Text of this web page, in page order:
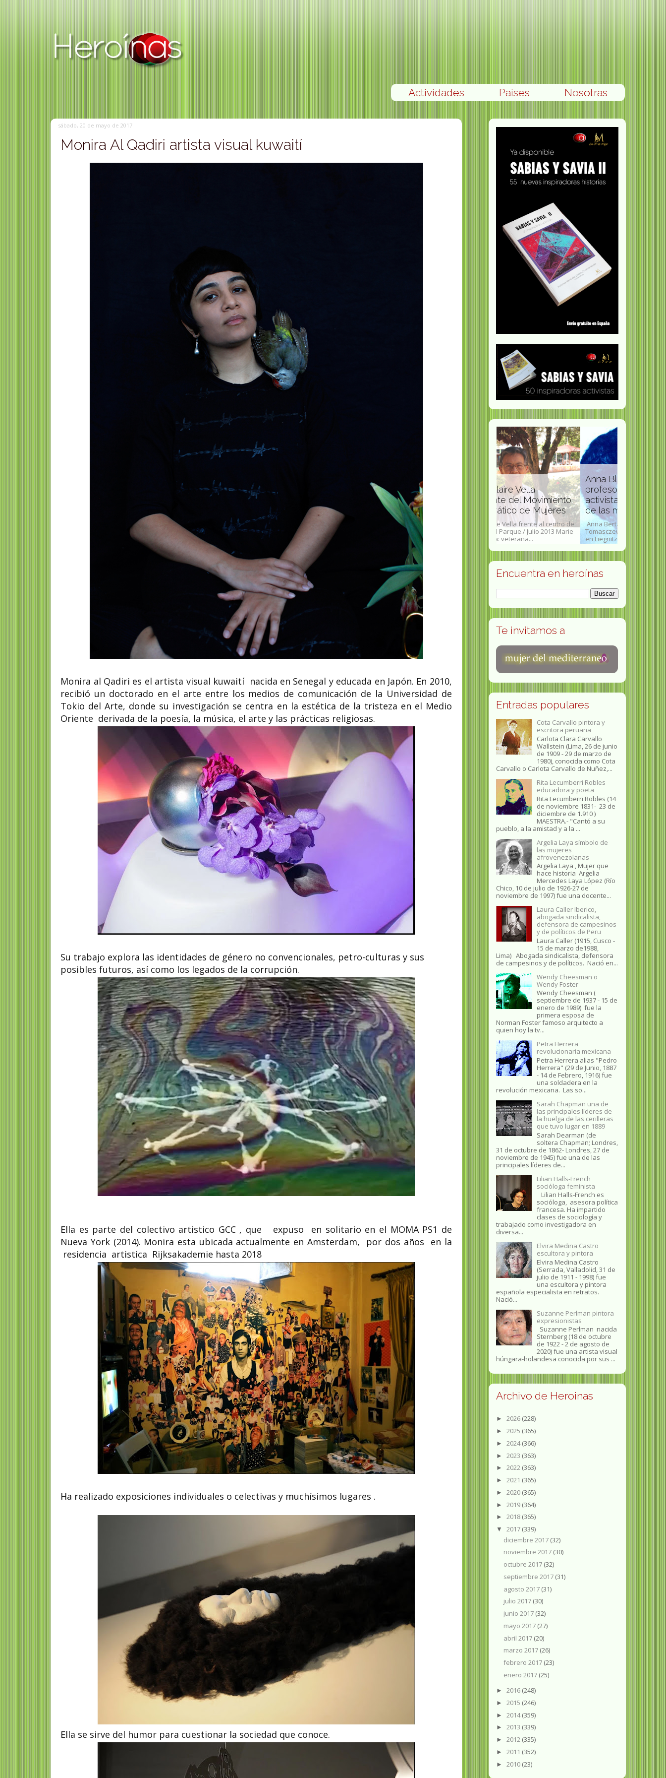
Nosotras
Paises
Actividades
sábado, 20 de mayo de 2017
Monira Al Qadiri artista visual kuwaití
Monira al Qadiri es el artista visual kuwaití nacida en Senegal y educada en Japón. En 2010,
recibió un doctorado en el arte entre los medios de comunicación de la Universidad de
Tokio del Arte, donde su investigación se centra en la estética de la tristeza en el Medio
Oriente derivada de la poesía, la música, el arte y las prácticas religiosas.
Su trabajo explora las identidades de género no convencionales, petro-culturas y sus
posibles futuros, así como los legados de la corrupción.
Ella es parte del colectivo artistico GCC , que expuso en solitario en el MOMA PS1 de
Nueva York (2014). Monira esta ubicada actualmente en Amsterdam, por dos años en la
residencia artistica Rijksakademie hasta 2018
Ha realizado exposiciones individuales o celectivas y muchísimos lugares .
Ella se sirve del humor para cuestionar la sociedad que conoce.
Léna Lazare activista
Léna Lazare es una activista
climática francesa (21 de abril de
1998), conocida por su papel...
irlandesa
Lallie Charles, nacida Charlotte
Elizabeth Martin (1869- 5 de abril de
1919) fue una...
Marie Claire Vella
integrante del Movimiento
Democrático de Mujeres
Marie Claire Vella frente al centro de
mayores El Parque./ Julio 2013 Marie
Claire Vella: veterana...
Anna Blos política,
profesora , autora y
activista por los derechos
de las mujeres
Anna Berta Antonia Blos, nacida
Tomasczewska (4 de agosto de 1866
en Liegnitz- 27 de...
Encuentra en heroínas
Te invitamos a
Entradas populares
Cota Carvallo pintora y
escritora peruana
Carlota Clara Carvallo
Wallstein (Lima, 26 de junio
de 1909 - 29 de marzo de
1980), conocida como Cota
Carvallo o Carlota Carvallo de Nuñez,...
Rita Lecumberri Robles
educadora y poeta
Rita Lecumberri Robles (14
de noviembre 1831- 23 de
diciembre de 1.910 )
MAESTRA.- "Cantó a su
pueblo, a la amistad y a la ...
Argelia Laya símbolo de
las mujeres
afrovenezolanas
Argelia Laya , Mujer que
hace historia Argelia
Mercedes Laya López (Río
Chico, 10 de julio de 1926-27 de
noviembre de 1997) fue una docente...
Laura Caller Iberico,
abogada sindicalista,
defensora de campesinos
y de políticos de Peru
Laura Caller (1915, Cusco -
15 de marzo de1988,
Lima) Abogada sindicalista, defensora
de campesinos y de políticos. Nació en...
Wendy Cheesman o
Wendy Foster
Wendy Cheesman (
septiembre de 1937 - 15 de
enero de 1989) fue la
primera esposa de
Norman Foster famoso arquitecto a
quien hoy la tv...
Petra Herrera
revolucionaria mexicana
Petra Herrera alias "Pedro
Herrera" (29 de Junio, 1887
- 14 de Febrero, 1916) fue
una soldadera en la
revolución mexicana. Las so...
Sarah Chapman una de
las principales líderes de
la huelga de las cerilleras
que tuvo lugar en 1889
Sarah Dearman (de
soltera Chapman; Londres,
31 de octubre de 1862​- Londres, 27 de
noviembre de 1945)​ fue una de las
principales líderes de...
Lilian Halls-French
socióloga feminista
Lilian Halls-French es
socióloga, asesora política
francesa. Ha impartido
clases de sociología y
trabajado como investigadora en
diversa...
Elvira Medina Castro
escultora y pintora
Elvira Medina Castro
(Serrada, Valladolid, 31 de
julio de 1911 - 1998) fue
una escultora y pintora
española especialista en retratos.
Nació...
Suzanne Perlman pintora
expresionistas
Suzanne Perlman nacida
Sternberg (18 de octubre
de 1922 - 2 de agosto de
2020) fue una artista visual
húngara-holandesa conocida por sus ...
Archivo de Heroinas
► 2026 (228)
► 2025 (365)
► 2024(366)
► 2023 (363)
► 2022 (363)
► 2021 (365)
► 2020 (365)
► 2019 (364)
► 2018 (365)
▼ 2017 (339)
diciembre 2017 (32)
noviembre 2017 (30)
octubre 2017 (32)
septiembre 2017 (31)
agosto 2017 (31)
julio 2017 (30)
junio 2017 (32)
mayo 2017 (27)
abril 2017 (20)
marzo 2017 (26)
febrero 2017 (23)
enero 2017 (25)
► 2016 (248)
► 2015 (246)
► 2014(359)
► 2013 (339)
► 2012 (335)
► 2011 (352)
► 2010 (23)